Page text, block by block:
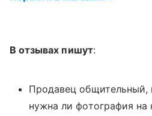
В отзывах пишут:
Продавец общительный,
нужна ли фотография на